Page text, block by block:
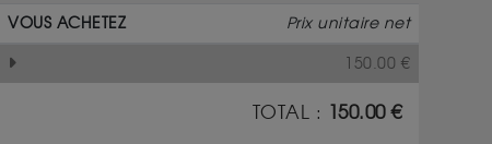
VOUS ACHETEZ Prix unitaire net
150.00 €
TOTAL : 150.00€